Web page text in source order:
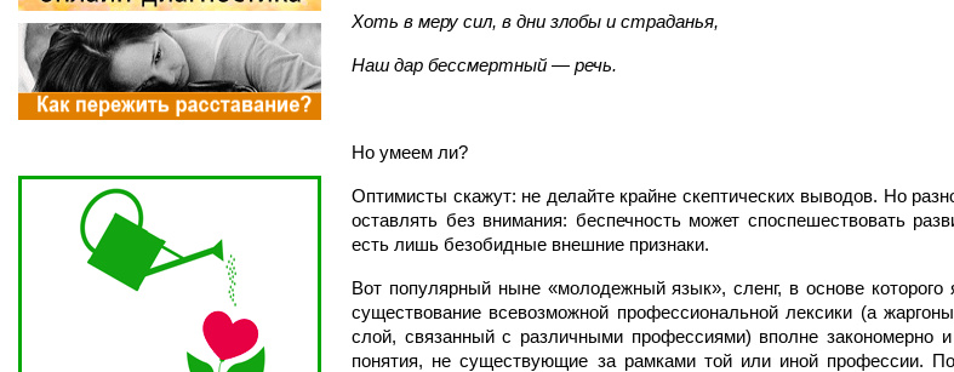
Хоть в меру сил, в дни злобы и страданья,
Наш дар бессмертный — речь.
Но умеем ли?
Оптимисты скажут: не делайте крайне скептических выводов. Но
оставлять без внимания: беспечность может споспешествовать
есть лишь безобидные внешние признаки.
Вот популярный ныне «молодежный язык», сленг, в основе которого
существование всевозможной профессиональной лексики (а
слой, связанный с различными профессиями) вполне закономерно
понятия, не существующие за рамками той или иной профессии.